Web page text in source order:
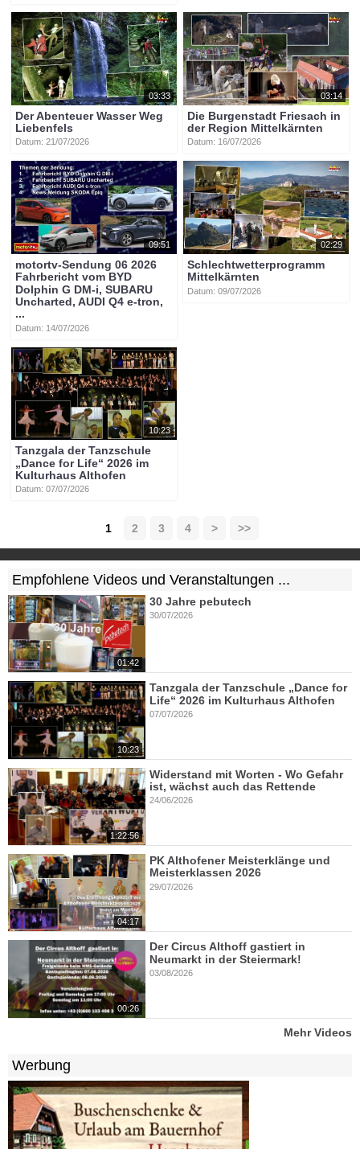
03:33
Der Abenteuer Wasser Weg
Liebenfels
Datum: 21/07/2026
03:14
Die Burgenstadt Friesach in
der Region Mittelkärnten
Datum: 16/07/2026
09:51
motortv-Sendung 06 2026
Fahrbericht vom BYD
Dolphin G DM-i, SUBARU
Uncharted, AUDI Q4 e-tron,
...
Datum: 14/07/2026
02:29
Schlechtwetterprogramm
Mittelkärnten
Datum: 09/07/2026
10:23
Tanzgala der Tanzschule
„Dance for Life“ 2026 im
Kulturhaus Althofen
Datum: 07/07/2026
1 2 3 4 > >>
Empfohlene Videos und Veranstaltungen ...
01:42
30 Jahre pebutech
30/07/2026
10:23
Tanzgala der Tanzschule „Dance for
Life“ 2026 im Kulturhaus Althofen
07/07/2026
1:22:56
Widerstand mit Worten - Wo Gefahr
ist, wächst auch das Rettende
24/06/2026
04:17
PK Althofener Meisterklänge und
Meisterklassen 2026
29/07/2026
00:26
Der Circus Althoff gastiert in
Neumarkt in der Steiermark!
03/08/2026
Mehr Videos
Werbung